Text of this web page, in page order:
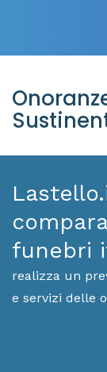
funebri
realizza un
e servizi delle